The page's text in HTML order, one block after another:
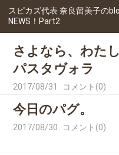
スピカズ代表 奈良留美子の
NEWS！Part2
さよなら、わた
パスタヴォラ
2017/08/31 コメント(0)
今日のパグ。
2017/08/30 コメント(0)